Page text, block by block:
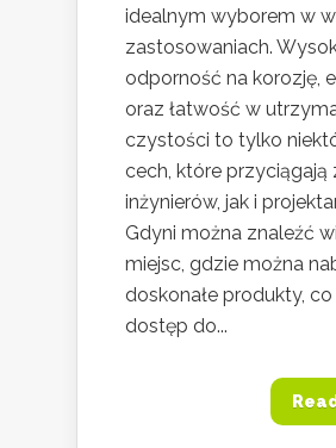
idealnym wyborem w
zastosowaniach.
odporność na korozję,
oraz łatwość w
czystości to tylko
cech, które przyciągają
inżynierów, jak i
Gdyni można znaleźć
miejsc, gdzie można
doskonałe produkty, co
dostęp do...